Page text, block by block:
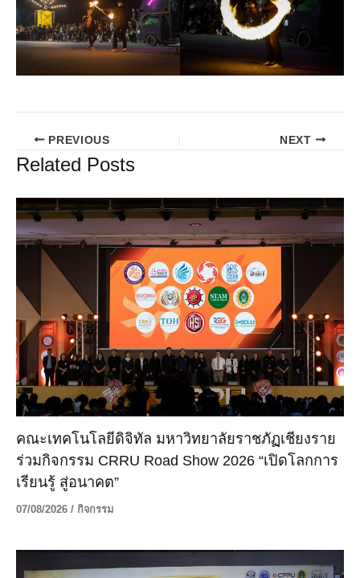
PREVIOUS NEXT
Related Posts
คณะเทคโนโลยีดิจิทัล มหาวิทยาลัยราชภัฏเชียงราย
ร่วมกิจกรรม CRRU Road Show 2026 “เปิดโลกการ
เรียนรู้ สู่อนาคต”
07/08/2026 / กิจกรรม